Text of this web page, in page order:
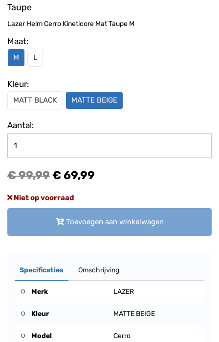
Taupe
Lazer Helm Cerro Kineticore Mat Taupe M
Maat:
M L
Kleur:
MATT BLACK MATTE BEIGE
Aantal:
€ 99,99€ 69,99
Niet op voorraad
Toevoegen aan winkelwagen
Specificaties Omschrijving
Merk LAZER
Kleur MATTE BEIGE
Model Cerro